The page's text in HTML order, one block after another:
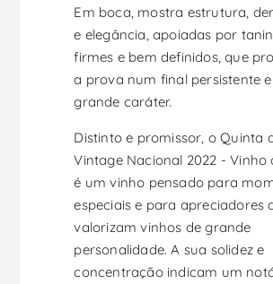
Em boca, mostra estrutura,
e elegância, apoiadas por
firmes e bem definidos, que
a prova num final persistente
grande caráter.
Distinto e promissor, o Quinta
Vintage Nacional 2022 - Vinho
é um vinho pensado para
especiais e para apreciadores
valorizam vinhos de grande
personalidade. A sua solidez e
concentração indicam um